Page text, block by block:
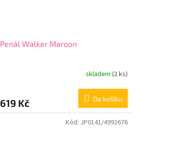
Penál Walker Maroon
skladem (2 ks)
619 Kč Do košíku
Kód: JP0141/4992676